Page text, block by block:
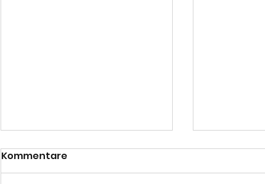
Kommentare